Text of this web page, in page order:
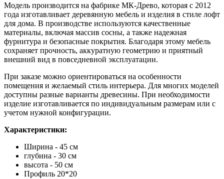
Модель производится на фабрике МК-Древо, которая с 2012
года изготавливает деревянную мебель и изделия в стиле лофт
для дома. В производстве используются качественные
материалы, включая массив сосны, а также надежная
фурнитура и безопасные покрытия. Благодаря этому мебель
сохраняет прочность, аккуратную геометрию и приятный
внешний вид в повседневной эксплуатации.
При заказе можно ориентироваться на особенности
помещения и желаемый стиль интерьера. Для многих моделей
доступны разные варианты древесины. При необходимости
изделие изготавливается по индивидуальным размерам или с
учетом нужной конфигурации.
Характеристики:
Ширина - 45 см
глубина - 30 см
высота - 50 см
Профиль 20*20